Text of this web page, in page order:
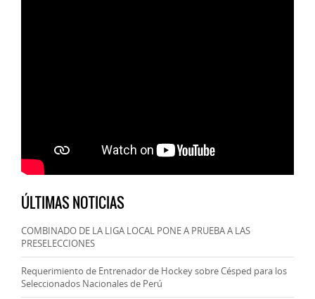
ÚLTIMAS NOTICIAS
COMBINADO DE LA LIGA LOCAL PONE A PRUEBA A LAS
PRESELECCIONES
Requerimiento de Entrenador de Hockey sobre Césped para los
Seleccionados Nacionales de Perú